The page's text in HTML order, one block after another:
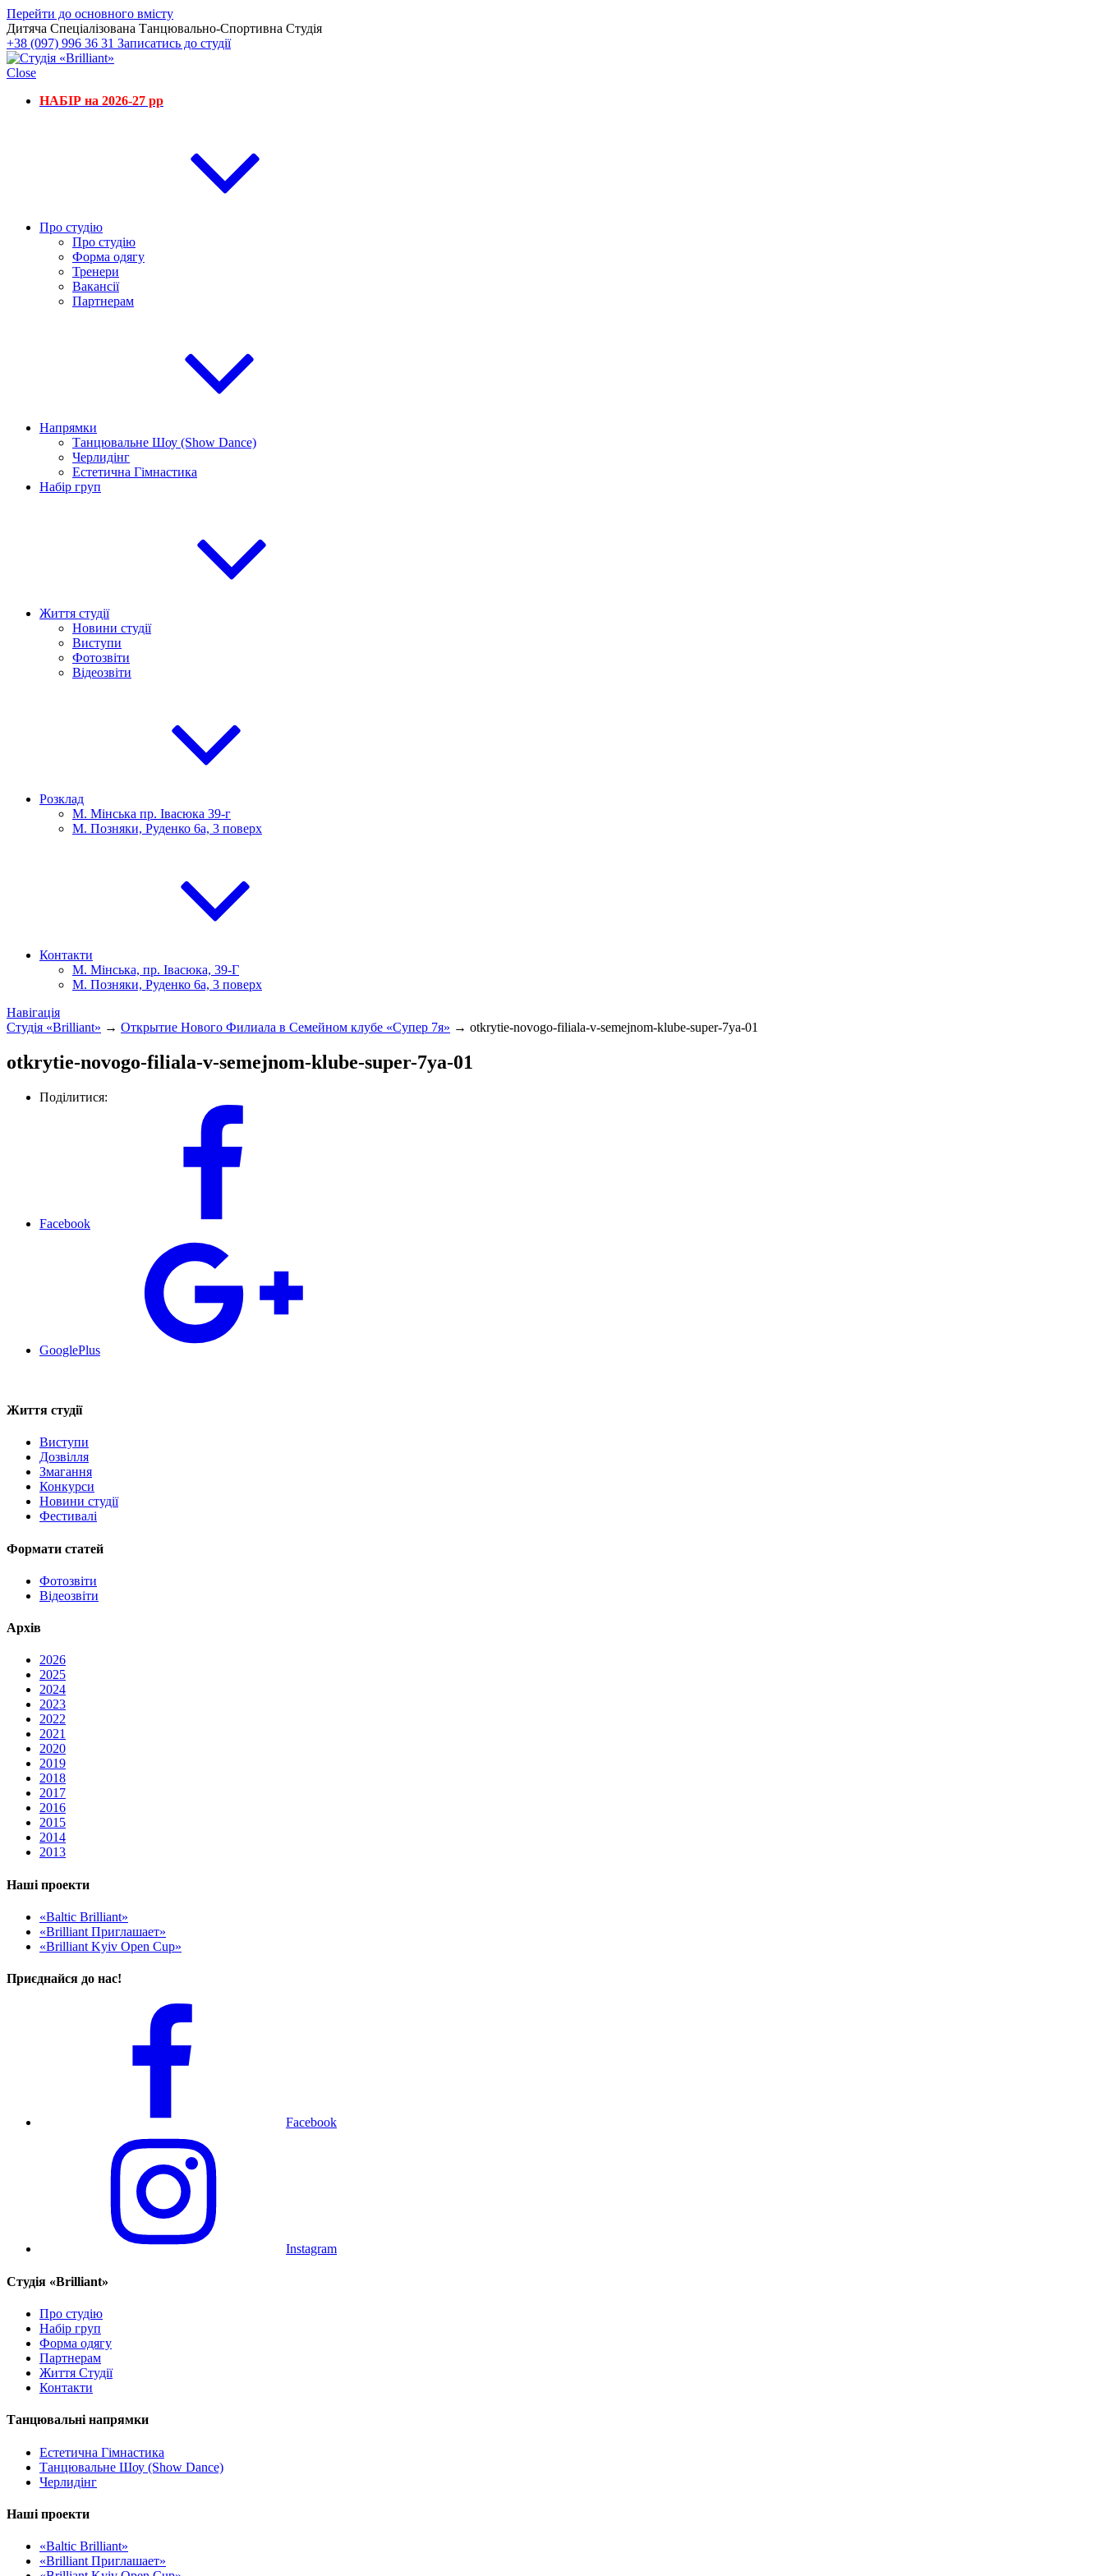
Перейти до основного вмісту
Дитяча Спеціалізована Танцювально-Спортивна Студія
+38 (097) 996 36 31 Записатись до студії
Close
НАБІР на 2026-27 рр
Про студію
Про студію
Форма одягу
Тренери
Вакансії
Партнерам
Напрямки
Танцювальне Шоу (Show Dance)
Черлидінг
Естетична Гімнастика
Набір груп
Життя студії
Новини студії
Виступи
Фотозвіти
Відеозвіти
Розклад
М. Мінська пр. Івасюка 39-г
М. Позняки, Руденко 6а, 3 поверх
Контакти
М. Мінська, пр. Івасюка, 39-Г
М. Позняки, Руденко 6а, 3 поверх
Навігація
Студія «Brilliant» → Открытие Нового Филиала в Семейном клубе «Супер 7я» → otkrytie-novogo-filiala-v-semejnom-klube-super-7ya-01
otkrytie-novogo-filiala-v-semejnom-klube-super-7ya-01
Поділитися:
Facebook
GooglePlus
Життя студії
Виступи
Дозвілля
Змагання
Конкурси
Новини студії
Фестивалі
Формати статей
Фотозвіти
Відеозвіти
Архів
2026
2025
2024
2023
2022
2021
2020
2019
2018
2017
2016
2015
2014
2013
Наші проекти
«Baltic Brilliant»
«Brilliant Приглашает»
«Brilliant Kyiv Open Cup»
Приєднайся до нас!
Facebook
Instagram
Cтудія «Brilliant»
Про студію
Набір груп
Форма одягу
Партнерам
Життя Студії
Контакти
Танцювальні напрямки
Естетична Гімнастика
Танцювальне Шоу (Show Dance)
Черлидінг
Наші проекти
«Baltic Brilliant»
«Brilliant Приглашает»